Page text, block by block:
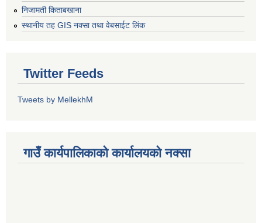
निजामती किताबखाना
स्थानीय तह GIS नक्सा तथा वेबसाईट लिंक
Twitter Feeds
Tweets by MellekhM
गाउँ कार्यपालिकाको कार्यालयको नक्सा